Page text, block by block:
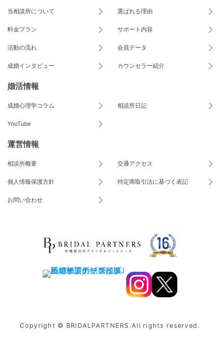
当相談所について 選ばれる理由
料金プラン サポート内容
活動の流れ 会員データ
成婚インタビュー カウンセラー紹介
婚活情報
成婚心理学コラム 相談所日記
YouTube
運営情報
相談所概要 交通アクセス
個人情報保護方針 特定商取引法に基づく表記
お問い合わせ
Copyright © BRIDALPARTNERS.All rights reserved.